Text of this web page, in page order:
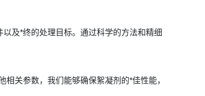
及*终的处理目标。通过科学的方法和精细
关参数，我们能够确保絮凝剂的*佳性能，